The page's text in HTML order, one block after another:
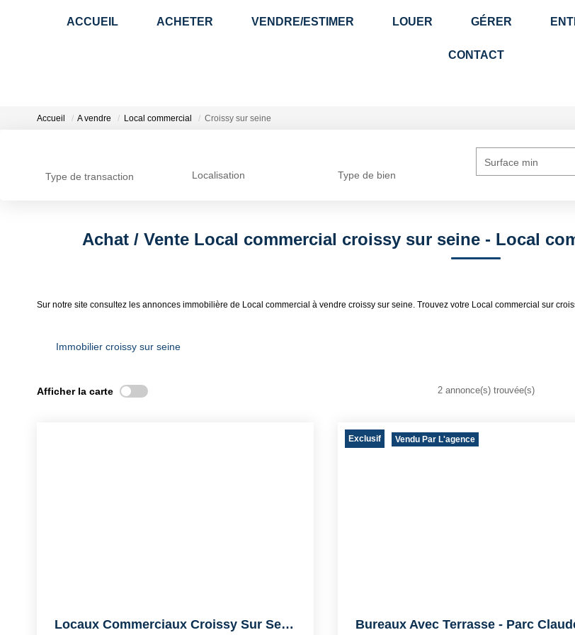
ACCUEIL ACHETER VENDRE/ESTIMER LOUER GÉRER
CONTACT
Accueil A vendre Local commercial Croissy sur seine
Type de transaction Localisation Type de bien
Surface min
Achat / Vente Local commercial croissy sur seine - Local
Sur notre site consultez les annonces immobilière de Local commercial à vendre croissy sur seine. Trouvez votre Local commercial sur
Immobilier croissy sur seine
Afficher la carte 2 annonce(s) trouvée(s)
Locaux Commerciaux Croissy Sur Seine 145.67 M² & 22.29 M²...
Exclusif Vendu Par L'agence